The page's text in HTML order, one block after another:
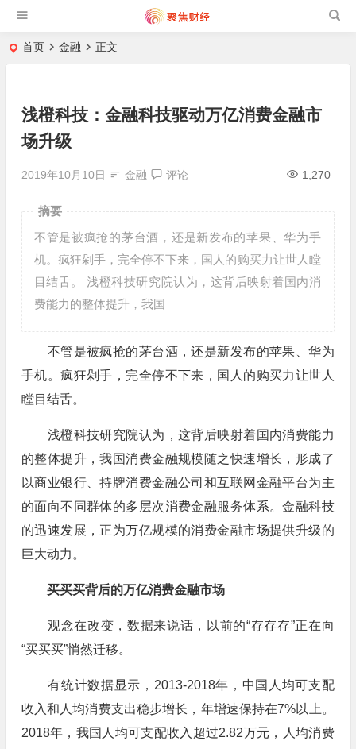
首页 金融 正文
浅橙科技：金融科技驱动万亿消费金融市
场升级
2019年10月10日 金融 评论 1,270
摘要
不管是被疯抢的茅台酒，还是新发布的苹果、华为手
机。疯狂剁手，完全停不下来，国人的购买力让世人瞠
目结舌。 浅橙科技研究院认为，这背后映射着国内消
费能力的整体提升，我国
不管是被疯抢的茅台酒，还是新发布的苹果、华为
手机。疯狂剁手，完全停不下来，国人的购买力让世人
瞠目结舌。
浅橙科技研究院认为，这背后映射着国内消费能力
的整体提升，我国消费金融规模随之快速增长，形成了
以商业银行、持牌消费金融公司和互联网金融平台为主
的面向不同群体的多层次消费金融服务体系。金融科技
的迅速发展，正为万亿规模的消费金融市场提供升级的
巨大动力。
买买买背后的万亿消费金融市场
观念在改变，数据来说话，以前的“存存存”正在向
“买买买”悄然迁移。
有统计数据显示，2013-2018年，中国人均可支配
收入和人均消费支出稳步增长，年增速保持在7%以上。
2018年，我国人均可支配收入超过2.82万元，人均消费